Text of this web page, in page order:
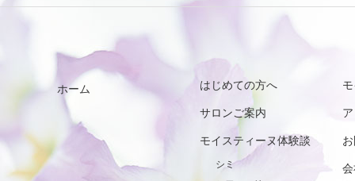
ホーム
はじめての方へ
サロンご案内
モイスティーヌ体験談
シミ